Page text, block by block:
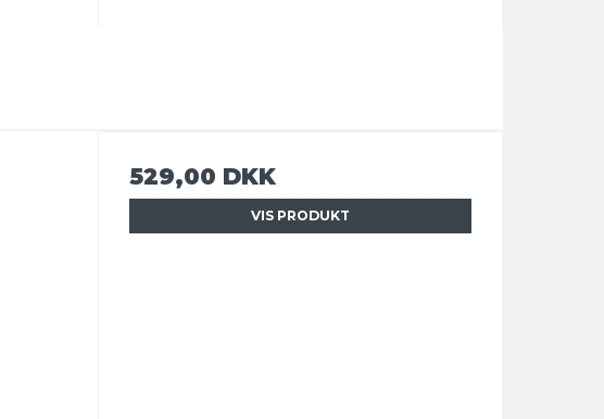
529,00 DKK
VIS PRODUKT